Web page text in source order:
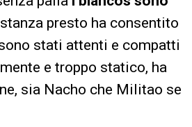
presto ha consentito
stati attenti e compatti
e troppo statico, ha
sia Nacho che Militao se